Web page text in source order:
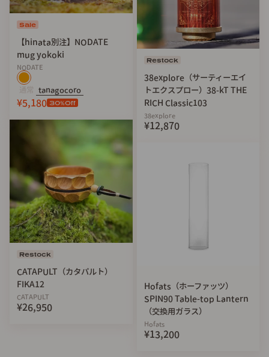
Sale
【hinata別注】NODATE
mug yokoki
NODATE
通常 tanagocoro
¥5,180 30%Off
Restock
CATAPULT（カタパルト）
FIKA12
CATAPULT
¥26,950
Restock
38explore（サーティーエイ
トエクスプロー）38-kT THE
RICH Classic103
38explore
¥12,870
Hofats（ホーファッツ）
SPIN90 Table-top Lantern
（交換用ガラス）
Hofats
¥13,200